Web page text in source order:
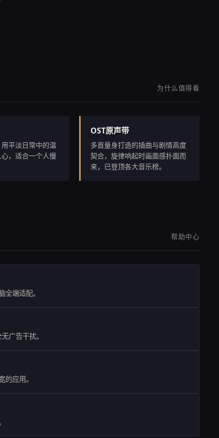
为什么值得看
平淡日常中的温
，适合一个人慢
OST原声带
多首量身打造的插曲与剧情高度
契合，旋律响起时画面感扑面而
来，已登顶各大音乐榜。
帮助中心
端适配。
广告干扰。
应用。